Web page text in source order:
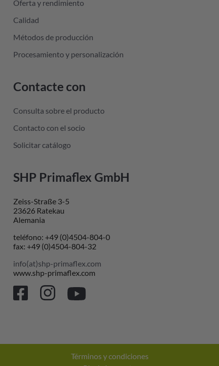
Oferta y rendimiento
Calidad
Métodos de producción
Procesamiento y personalización
Contacte con
Consulta sobre el producto
Contacto con el socio
Solicitar catálogo
SHP Primaflex GmbH
Zeiss-Straße 3-5
23626 Ratekau
Alemania
teléfono: +49 (0)4504-804-0
fax: +49 (0)4504-804-32
info(at)shp-primaflex.com
www.shp-primaflex.com
Términos y condiciones